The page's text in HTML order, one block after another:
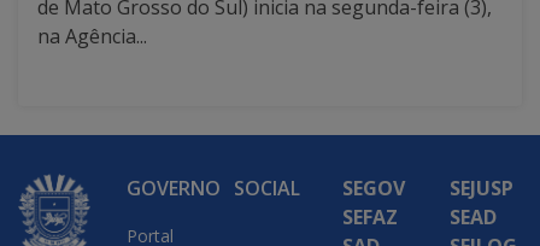
de Mato Grosso do Sul) inicia na segunda-feira (3),
na Agência...
GOVERNO
Portal
SOCIAL
SEGOV
SEFAZ
SEJUSP
SEAD